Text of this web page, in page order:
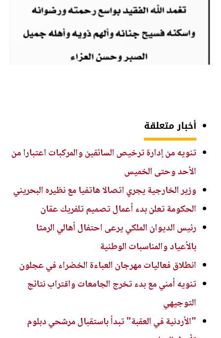
أخبار متعلقة
تنويه من إدارة ترخيص السائقين والمركبات اعتبارا من
الأحد وحتى الخميس
وزير الخارجية يجري اتصالا هاتفيا مع نظيره البحريني
الحكومة تعلن بدء أعمال تصميم تلفريك عمّان
رئيس الديوان الملكي يرعى احتفال أهالي الرمثا
بالأعياد والمناسبات الوطنية
انطلاق فعاليات مهرجان العباءة الخضراء في عجلون
تنويه أمني مع بدء تخرج الجامعات واقتراب نتائج
التوجيهي
"الأردنية في العقبة" تبدأ باستقبال مرشحي دبلوم